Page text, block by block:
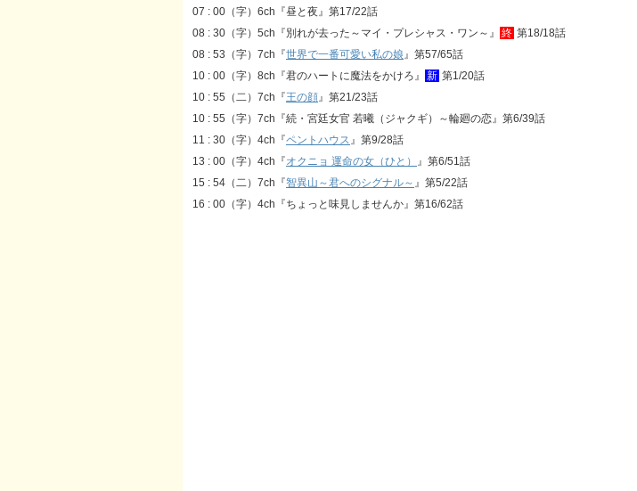
07 : 00（字）6ch『昼と夜』第17/22話
08 : 30（字）5ch『別れが去った～マイ・プレシャス・ワン～』
終 第18/18話
08 : 53（字）7ch『世界で一番可愛い私の娘』第57/65話
10 : 00（字）8ch『君のハートに魔法をかけろ』
新 第1/20話
10 : 55（二）7ch『王の顔』第21/23話
10 : 55（字）7ch『続・宮廷女官 若曦（ジャクギ）～輪廻の恋』第6/39話
11 : 30（字）4ch『ペントハウス』第9/28話
13 : 00（字）4ch『オクニョ 運命の女（ひと） 』第6/51話
15 : 54（二）7ch『智異山～君へのシグナル～ 』第5/22話
16 : 00（字）4ch『ちょっと味見しませんか』第16/62話